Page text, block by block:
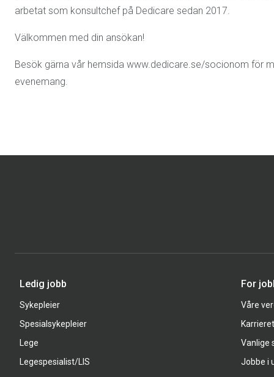
arbetat som konsultchef på Dedicare sedan 2017.
Välkommen med din ansökan!
Besök gärna vår hemsida www.dedicare.se/socionom för
evenemang.
Ledig jobb
Sykepleier
Spesialsykepleier
Lege
Legespesialist/LIS
For
Våre
Vanlige
Jobbe i